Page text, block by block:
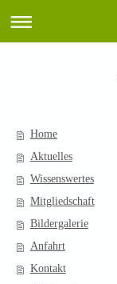
Home
Aktuelles
Wissenswertes
Mitgliedschaft
Bildergalerie
Anfahrt
Kontakt